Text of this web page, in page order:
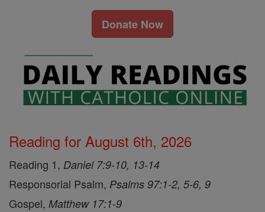
Donate Now
Reading for August 6th, 2026
Reading 1, Daniel 7:9-10, 13-14
Responsorial Psalm, Psalms 97:1-2, 5-6, 9
Gospel, Matthew 17:1-9